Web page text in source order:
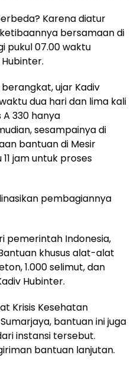
Karena diatur
bersamaan di
pukul 07.00 waktu
ujar Kadiv
dua hari dan lima kali
330 hanya
sesampainya di
bantuan di Mesir
jam untuk proses
pembagiannya
pemerintah Indonesia,
khusus alat-alat
1.000 selimut, dan
Hubinter.
Krisis Kesehatan
bantuan ini juga
instansi tersebut.
bantuan lanjutan.